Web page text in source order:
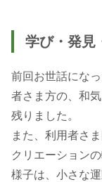
学び・発見
前回お世話にな
者さま方の、和
残りました。
また、利用者さ
クリエーション
様子は、小さな